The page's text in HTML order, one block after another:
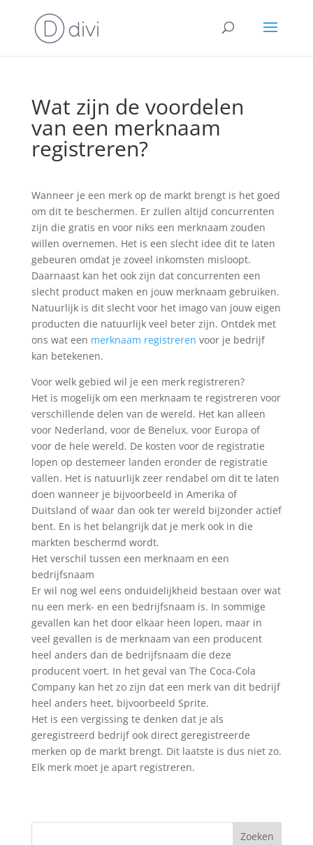
Wat zijn de voordelen
van een merknaam
registreren?
Wanneer je een merk op de markt brengt is het goed
om dit te beschermen. Er zullen altijd concurrenten
zijn die gratis en voor niks een merknaam zouden
willen overnemen. Het is een slecht idee dit te laten
gebeuren omdat je zoveel inkomsten misloopt.
Daarnaast kan het ook zijn dat concurrenten een
slecht product maken en jouw merknaam gebruiken.
Natuurlijk is dit slecht voor het imago van jouw eigen
producten die natuurlijk veel beter zijn. Ontdek met
ons wat een merknaam registreren voor je bedrijf
kan betekenen.
Voor welk gebied wil je een merk registreren?
Het is mogelijk om een merknaam te registreren voor
verschillende delen van de wereld. Het kan alleen
voor Nederland, voor de Benelux, voor Europa of
voor de hele wereld. De kosten voor de registratie
lopen op destemeer landen eronder de registratie
vallen. Het is natuurlijk zeer rendabel om dit te laten
doen wanneer je bijvoorbeeld in Amerika of
Duitsland of waar dan ook ter wereld bijzonder actief
bent. En is het belangrijk dat je merk ook in die
markten beschermd wordt.
Het verschil tussen een merknaam en een
bedrijfsnaam
Er wil nog wel eens onduidelijkheid bestaan over wat
nu een merk- en een bedrijfsnaam is. In sommige
gevallen kan het door elkaar heen lopen, maar in
veel gevallen is de merknaam van een producent
heel anders dan de bedrijfsnaam die deze
producent voert. In het geval van The Coca-Cola
Company kan het zo zijn dat een merk van dit bedrijf
heel anders heet, bijvoorbeeld Sprite.
Het is een vergissing te denken dat je als
geregistreerd bedrijf ook direct geregistreerde
merken op de markt brengt. Dit laatste is dus niet zo.
Elk merk moet je apart registreren.